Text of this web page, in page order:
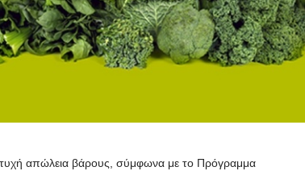
απώλεια βάρους, σύμφωνα με το Πρόγραμμα